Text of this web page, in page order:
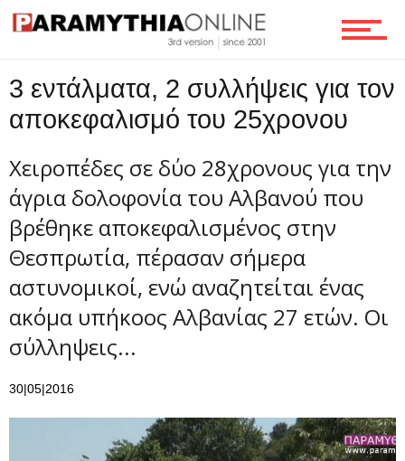
3 εντάλματα, 2 συλλήψεις για τον
αποκεφαλισμό του 25χρονου
Χειροπέδες σε δύο 28χρονους για την
άγρια δολοφονία του Αλβανού που
βρέθηκε αποκεφαλισμένος στην
Θεσπρωτία, πέρασαν σήμερα
αστυνομικοί, ενώ αναζητείται ένας
ακόμα υπήκοος Αλβανίας 27 ετών. Οι
σύλληψεις...
30|05|2016